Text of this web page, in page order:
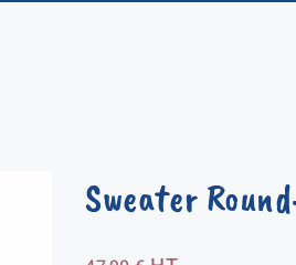
Sweater